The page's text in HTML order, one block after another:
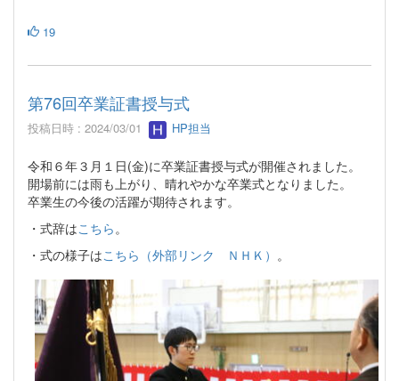
19
第76回卒業証書授与式
投稿日時 : 2024/03/01 HP担当
令和６年３月１日(金)に卒業証書授与式が開催されました。
開場前には雨も上がり、晴れやかな卒業式となりました。
卒業生の今後の活躍が期待されます。
・式辞はこちら。
・式の様子はこちら（外部リンク ＮＨＫ） 。